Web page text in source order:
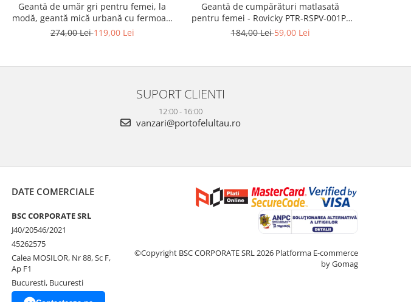
Geantă de umăr gri pentru femei, la
modă, geantă mică urbană cu fermoar,
piele ecologică - Peterson PTR-PTN
274,00 Lei119,00 Lei
Geantă de cumpărături matlasată
pentru femei - Rovicky PTR-RSPV-001P-
5277 GOLD
184,00 Lei59,00 Lei
SUPORT CLIENTI
12:00 - 16:00
vanzari@portofelultau.ro
DATE COMERCIALE
BSC CORPORATE SRL
J40/20546/2021
45262575
Calea MOSILOR, Nr 88, Sc F,
Ap F1
Bucuresti, Bucuresti
©Copyright BSC CORPORATE SRL 2026 Platforma E-commerce
by Gomag